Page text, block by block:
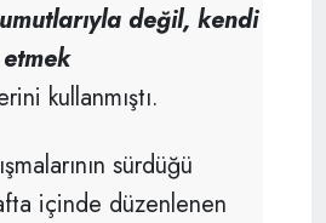
değil, kendi
etmek
kullanmıştı.
sürdüğü
içinde düzenlenen